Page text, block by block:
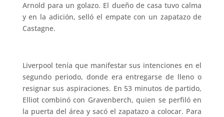
Arnold para un golazo. El dueño de casa tuvo calma
y en la adición, selló el empate con un zapatazo de
Castagne.
Liverpool tenía que manifestar sus intenciones en el
segundo periodo, donde era entregarse de lleno o
resignar sus aspiraciones. En 53 minutos de partido,
Elliot combinó con Gravenberch, quien se perfiló en
la puerta del área y sacó el zapatazo a colocar. Para